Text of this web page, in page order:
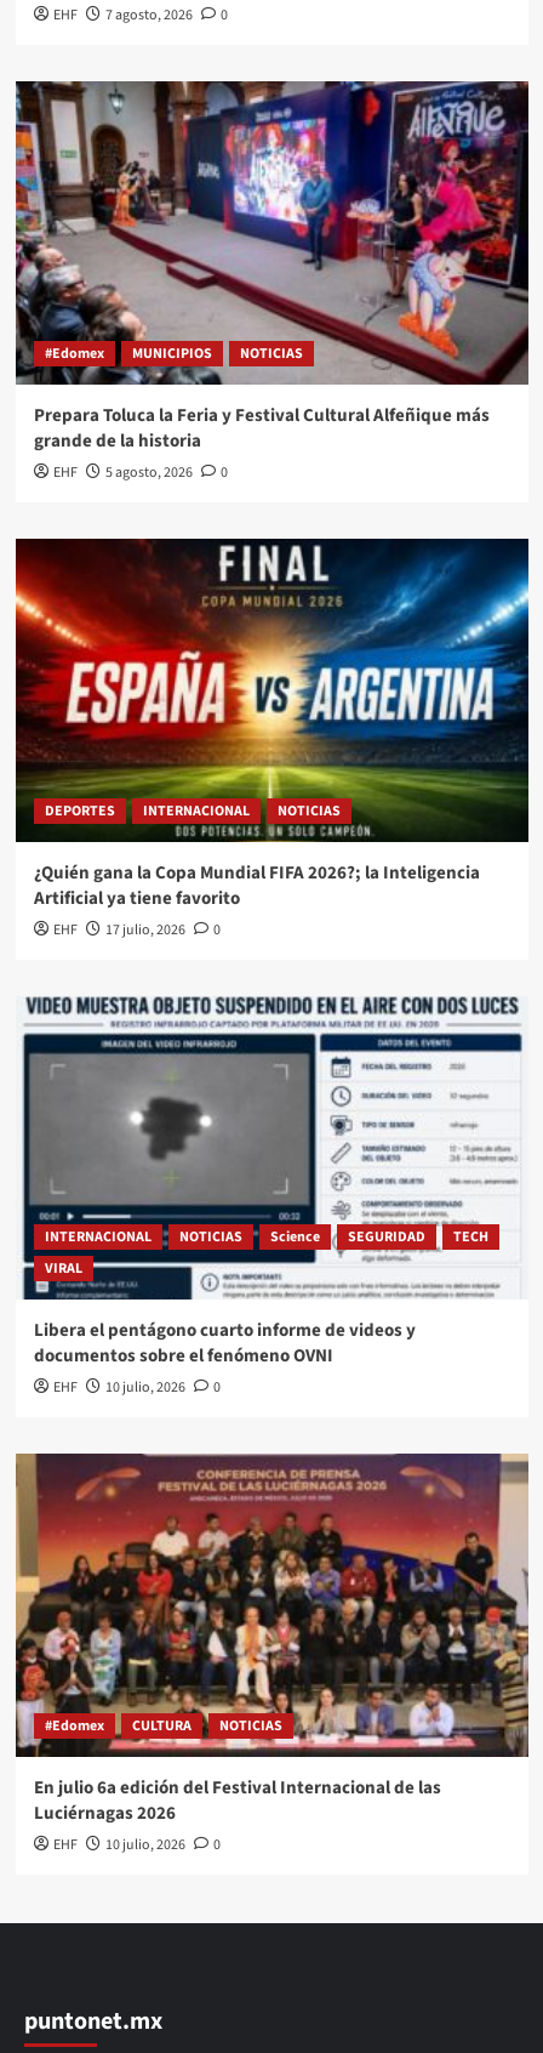
EHF 7 agosto, 2026 0
#Edomex MUNICIPIOS NOTICIAS
Prepara Toluca la Feria y Festival Cultural Alfeñique más
grande de la historia
EHF 5 agosto, 2026 0
DEPORTES INTERNACIONAL NOTICIAS
¿Quién gana la Copa Mundial FIFA 2026?; la Inteligencia
Artificial ya tiene favorito
EHF 17 julio, 2026 0
INTERNACIONAL NOTICIAS Science SEGURIDAD
TECH
VIRAL
Libera el pentágono cuarto informe de videos y
documentos sobre el fenómeno OVNI
EHF 10 julio, 2026 0
#Edomex CULTURA NOTICIAS
En julio 6a edición del Festival Internacional de las
Luciérnagas 2026
EHF 10 julio, 2026 0
puntonet.mx